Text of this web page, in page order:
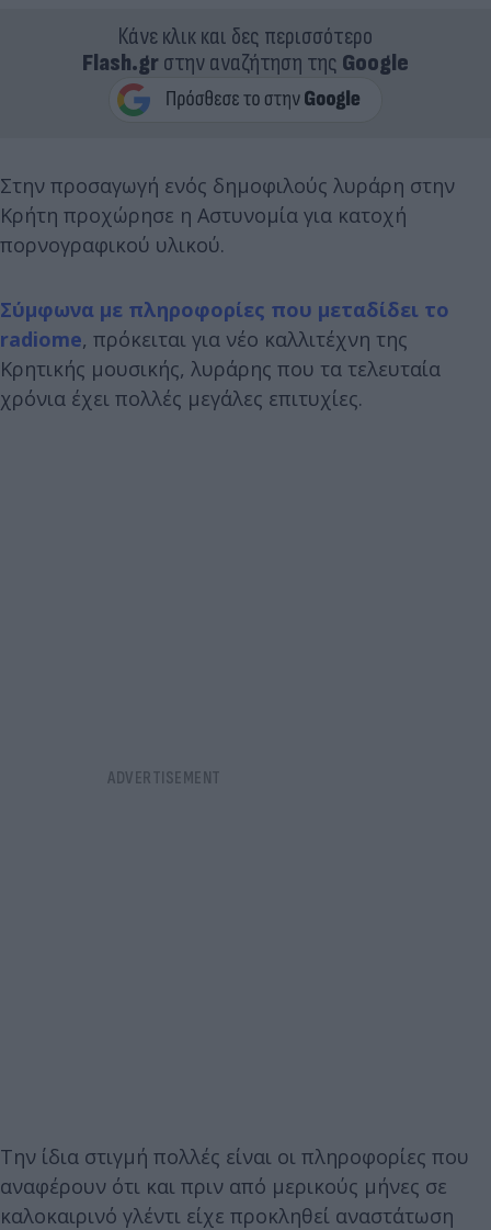
Κάνε κλικ και δες περισσότερο
Flash.grστην αναζήτηση της Google
Στην προσαγωγή ενός δημοφιλούς λυράρη στην
Κρήτη προχώρησε η Αστυνομία για κατοχή
πορνογραφικού υλικού.
Σύμφωνα με πληροφορίες που μεταδίδει το
radiome, πρόκειται για νέο καλλιτέχνη της
Κρητικής μουσικής, λυράρης που τα τελευταία
χρόνια έχει πολλές μεγάλες επιτυχίες.
Την ίδια στιγμή πολλές είναι οι πληροφορίες που
αναφέρουν ότι και πριν από μερικούς μήνες σε
καλοκαιρινό γλέντι είχε προκληθεί αναστάτωση